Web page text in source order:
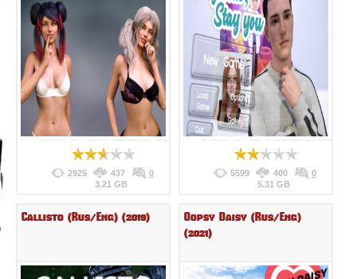
2925 437
0
3.21 GB
5599 400
0
5.31 GB
Callisto (Rus/Eng) (2019)
Oopsy Daisy (Rus/Eng)
(2021)